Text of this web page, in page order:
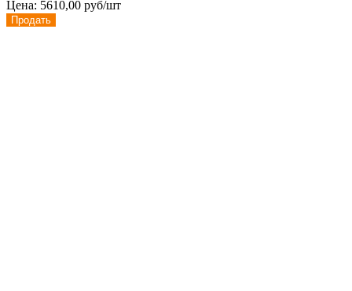
Цена: 5610,00 руб/шт
Продать